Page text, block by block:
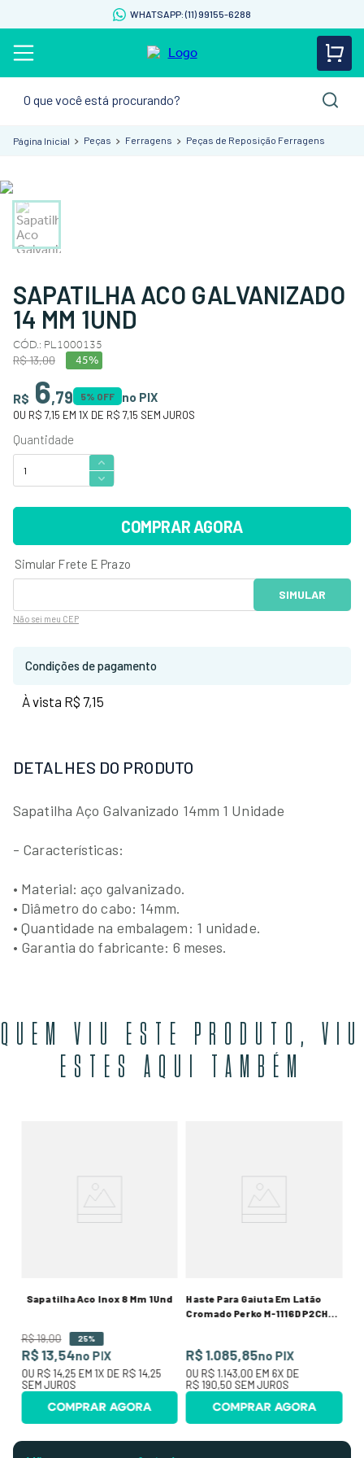
WHATSAPP: (11) 99155-6288
Peças Ferragens Peças de Reposição Ferragens
SAPATILHA ACO GALVANIZADO
14 MM 1UND
CÓD.: PL1000135
R$13,00 45%
R$ 6,79 5% OFF no PIX
OU R$ 7,15 EM 1X DE R$ 7,15 SEM JUROS
COMPRAR AGORA
Não sei meu CEP
Condições de pagamento
À vista R$ 7,15
DETALHES DO PRODUTO
Sapatilha Aço Galvanizado 14mm 1 Unidade
- Características:
• Material: aço galvanizado.
• Diâmetro do cabo: 14mm.
• Quantidade na embalagem: 1 unidade.
• Garantia do fabricante: 6 meses.
QUEM VIU ESTE PRODUTO, VIU
ESTES AQUI TAMBÉM
Sapatilha Aco Inox 8 Mm 1Und
R$19,00 25%
R$ 13,54no PIX
OU R$ 14,25 EM1X DE R$ 14,25
SEM JUROS
COMPRAR AGORA
Haste Para Gaiuta Em Latão
Cromado Perko M-1116DP2CHR
R$ 1.085,85no PIX
OU R$ 1.143,00 EM 6X DE
R$ 190,50 SEM JUROS
COMPRAR AGORA